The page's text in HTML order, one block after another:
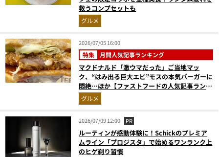
救うコンプセットも
グルメ
2026/07/05 16:00
特集 月間人気記事ランキング
マクドナルド「激ウマだった」ご当地マッ
ク、“はみ出る巨大エビ”モスの本気バーガーに
悶絶…ほか【ファストフードの人気記事ランキ
ングベスト3】（2026年5月版）
グルメ
2026/07/09 12:00 PR
ルーティンが感動体験に！Schickのプレミア
ムライン「プロジスタ」で始めるワンランク上
のヒゲ剃り習慣